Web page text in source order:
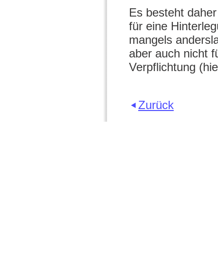
Es besteht
für eine
mangels
aber auch nicht
Verpflichtung
Zurück